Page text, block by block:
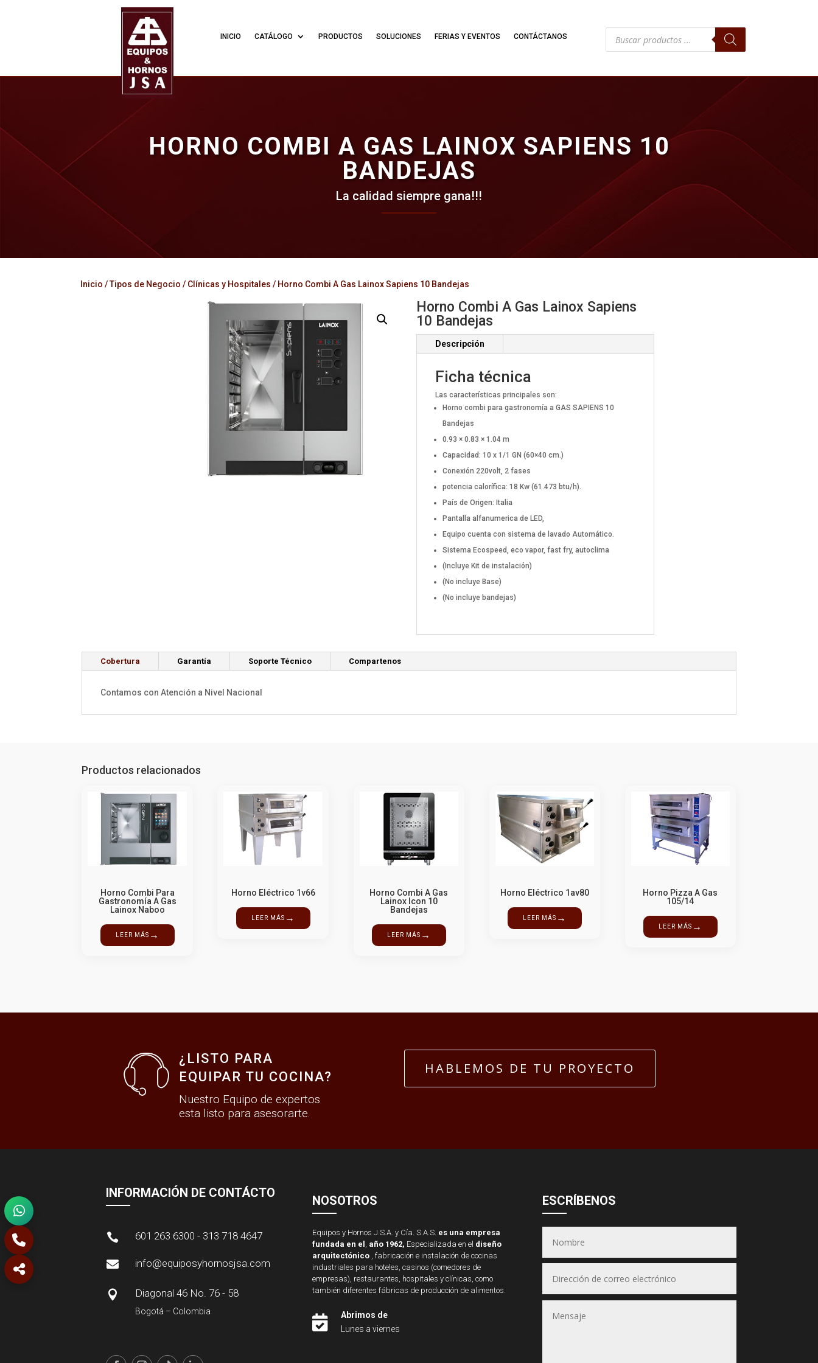
INICIO CATÁLOGO PRODUCTOS SOLUCIONES FERIAS Y EVENTOS CONTÁCTANOS Búsqueda
productos
HORNO COMBI A GAS LAINOX SAPIENS 10
BANDEJAS
La calidad siempre gana!!!
Inicio /Tipos de Negocio / Clínicas y Hospitales / Horno Combi A Gas Lainox Sapiens 10 Bandejas
Horno Combi A Gas Lainox Sapiens
10 Bandejas
Descripción
Ficha técnica
Las características principales son:
Horno combi para gastronomía a GAS SAPIENS 10
Bandejas
0.93 × 0.83 × 1.04 m
Capacidad: 10 x 1/1 GN (60×40 cm.)
Conexión 220volt, 2 fases
potencia calorífica: 18 Kw (61.473 btu/h).
País de Origen: Italia
Pantalla alfanumerica de LED,
Equipo cuenta con sistema de lavado Automático.
Sistema Ecospeed, eco vapor, fast fry, autoclima
(Incluye Kit de instalación)
(No incluye Base)
(No incluye bandejas)
Cobertura Garantía Soporte Técnico Compartenos
Contamos con Atención a Nivel Nacional
Productos relacionados
Horno Combi Para
Gastronomía A Gas
Lainox Naboo
LEER MÁS →
Horno Eléctrico 1v66
LEER MÁS →
Horno Combi A Gas
Lainox Icon 10
Bandejas
LEER MÁS →
Horno Eléctrico 1av80
LEER MÁS →
Horno Pizza A Gas
105/14
LEER MÁS →
¿LISTO PARA
EQUIPAR TU COCINA?
Nuestro Equipo de expertos
esta listo para asesorarte.
HABLEMOS DE TU PROYECTO
INFORMACIÓN DE CONTÁCTO
 601 263 6300 - 313 718 4647
 info@equiposyhornosjsa.com
 Diagonal 46 No. 76 - 58
Bogotá – Colombia
NOSOTROS
Equipos y Hornos J.S.A. y Cía. S.A.S. es una empresa
fundada en el año 1962, Especializada en el diseño
arquitectónico, fabricación e instalación de cocinas
industriales para hoteles, casinos (comedores de
empresas), restaurantes, hospitales y clínicas, como
también diferentes fábricas de producción de alimentos.

Abrimos de
Lunes a viernes
ESCRÍBENOS
(Puedes seleccionar varios)